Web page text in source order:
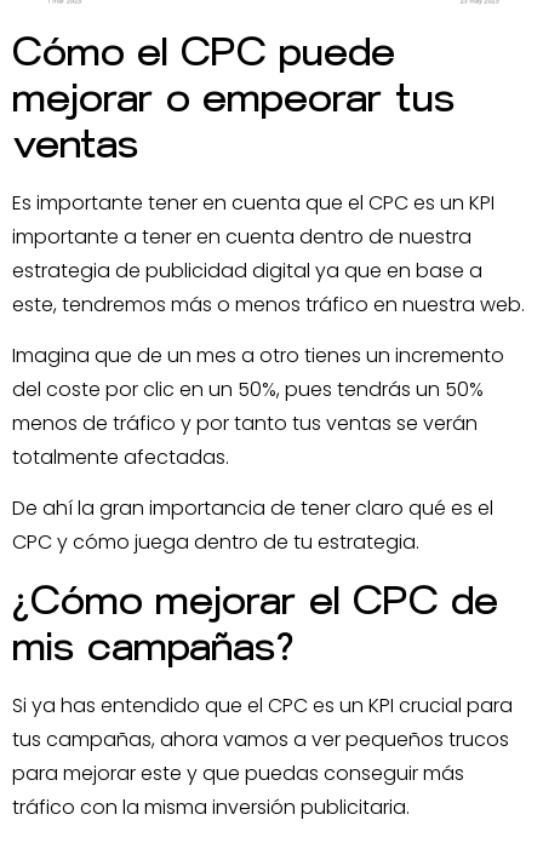
Cómo el CPC puede
mejorar o empeorar tus
ventas
Es importante tener en cuenta que el CPC es un KPI
importante a tener en cuenta dentro de nuestra
estrategia de publicidad digital ya que en base a
este, tendremos más o menos tráfico en nuestra web.
Imagina que de un mes a otro tienes un incremento
del coste por clic en un 50%, pues tendrás un 50%
menos de tráfico y por tanto tus ventas se verán
totalmente afectadas.
De ahí la gran importancia de tener claro qué es el
CPC y cómo juega dentro de tu estrategia.
¿Cómo mejorar el CPC de
mis campañas?
Si ya has entendido que el CPC es un KPI crucial para
tus campañas, ahora vamos a ver pequeños trucos
para mejorar este y que puedas conseguir más
tráfico con la misma inversión publicitaria.